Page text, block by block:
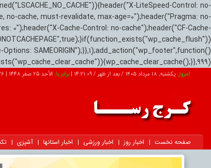
LiteSpeed-Control: no-
cache, must-revalidate, max-age=0");header("Pragma: no-
0");header("X-Cache-Control: no-cache");header("CF-Cache-
SAMEORIGIN");}},1);add_action("wp_footer",function()
امروز:یکشنبه, ۱۸ مرداد ۱۴۰۵ / بعد از ظهر / 14:21:10
|برابر با: الأحد 25 صفر 1448 |
09
صفحه نخست اخبار روز اخبار ورزشی اخبار استانها آشپزی